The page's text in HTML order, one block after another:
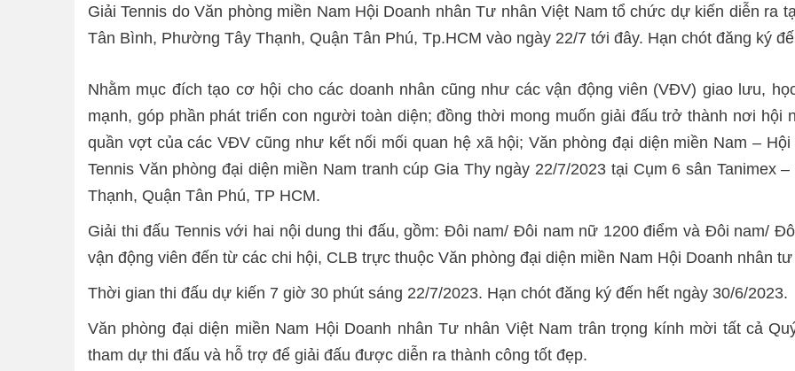
Giải Tennis do Văn phòng miền Nam Hội Doanh nhân Tư nhân Việt Nam tổ chức dự kiến diễn ra
Tân Bình, Phường Tây Thạnh, Quận Tân Phú, Tp.HCM vào ngày 22/7 tới đây. Hạn chót đăng ký
Nhằm mục đích tạo cơ hội cho các doanh nhân cũng như các vận động viên (VĐV) giao lưu,
mạnh, góp phần phát triển con người toàn diện; đồng thời mong muốn giải đấu trở thành nơi hội
quần vợt của các VĐV cũng như kết nối mối quan hệ xã hội; Văn phòng đại diện miền Nam –
Tennis Văn phòng đại diện miền Nam tranh cúp Gia Thy ngày 22/7/2023 tại Cụm 6 sân
Thạnh, Quận Tân Phú, TP HCM.
Giải thi đấu Tennis với hai nội dung thi đấu, gồm: Đôi nam/ Đôi nam nữ 1200 điểm và Đôi nam/
vận động viên đến từ các chi hội, CLB trực thuộc Văn phòng đại diện miền Nam Hội Doanh nhân
Thời gian thi đấu dự kiến 7 giờ 30 phút sáng 22/7/2023. Hạn chót đăng ký đến hết ngày 30/6/2023.
Văn phòng đại diện miền Nam Hội Doanh nhân Tư nhân Việt Nam trân trọng kính mời tất cả
tham dự thi đấu và hỗ trợ để giải đấu được diễn ra thành công tốt đẹp.